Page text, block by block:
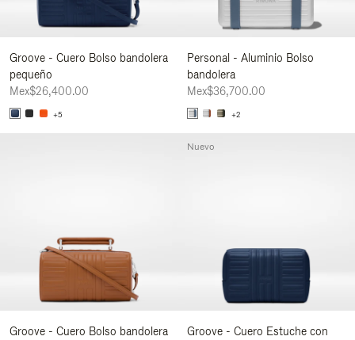
Groove - Cuero Bolso bandolera
pequeño
Mex$26,400.00
+5
Personal - Aluminio Bolso
bandolera
Mex$36,700.00
+2
Groove - Cuero Bolso bandolera
Groove - Cuero Estuche con
Nuevo